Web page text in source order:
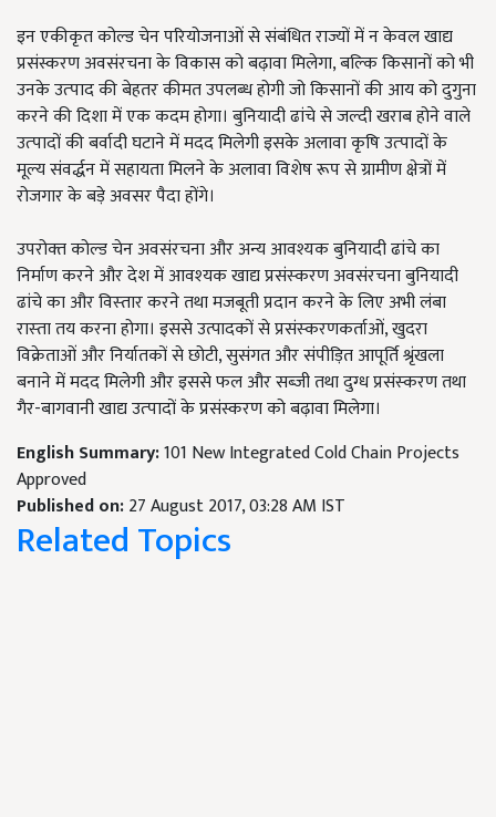
इन एकीकृत कोल्‍ड चेन परियोजनाओं से संबंधित राज्यों में न केवल खाद्य
प्रसंस्करण अवसंरचना के विकास को बढ़ावा मिलेगा, बल्‍कि किसानों को भी
उनके उत्‍पाद की बेहतर कीमत उपलब्‍ध होगी जो किसानों की आय को दुगुना
करने की दिशा में एक कदम होगा। बुनियादी ढांचे से जल्‍दी खराब होने वाले
उत्‍पादों की बर्वादी घटाने में मदद मिलेगी इसके अलावा कृषि उत्‍पादों के
मूल्‍य संवर्द्धन में सहायता मिलने के अलावा विशेष रूप से ग्रामीण क्षेत्रों में
रोजगार के बड़े अवसर पैदा होंगे।
उपरोक्‍त कोल्‍ड चेन अवसंरचना और अन्य आवश्यक बुनियादी ढांचे का
निर्माण करने और देश में आवश्‍यक खाद्य प्रसंस्‍करण अवसंरचना बुनियादी
ढांचे का और विस्‍तार करने तथा मजबूती प्रदान करने के लिए अभी लंबा
रास्‍ता तय करना होगा। इससे उत्पादकों से प्रसंस्‍करणकर्ताओं, खुदरा
विक्रेताओं और निर्यातकों से छोटी, सुसंगत और संपीड़ित आपूर्ति श्रृंखला
बनाने में मदद मिलेगी और इससे फल और सब्‍जी तथा दुग्‍ध प्रसंस्‍करण तथा
गैर-बागवानी खाद्य उत्‍पादों के प्रसंस्करण को बढ़ावा मिलेगा।
English Summary:101 New Integrated Cold Chain Projects
Approved
Published on:27 August 2017, 03:28 AM IST
Related Topics